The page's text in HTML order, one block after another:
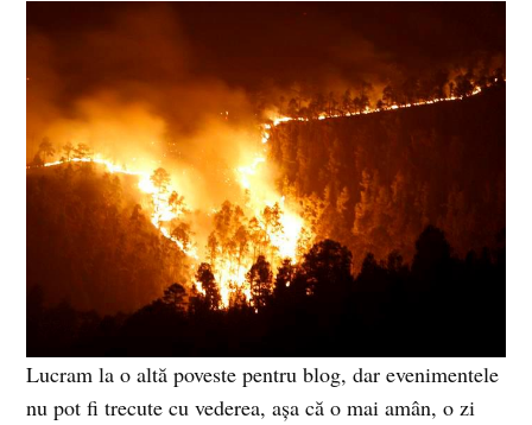
Lucram la o altă poveste pentru blog, dar evenimentele
nu pot fi trecute cu vederea, așa că o mai amân, o zi